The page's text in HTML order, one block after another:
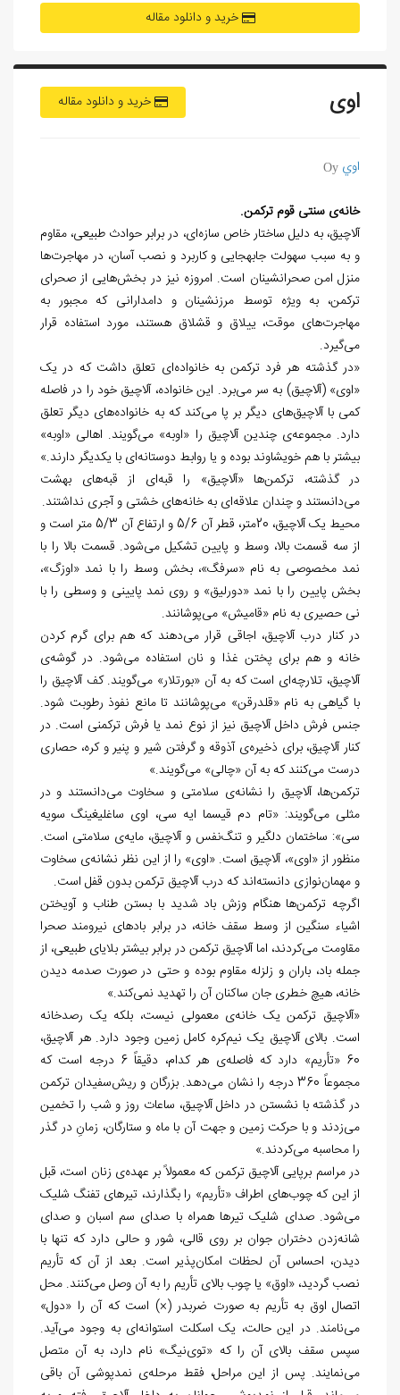
خرید و دانلود مقاله
خرید و دانلود مقاله اوی
اوي Oy
خانهی سنتی قوم ترکمن.
آلاچیق، به دلیل ساختار خاص سازهای، در برابر حوادث طبیعی، مقاوم
و به سبب سهولت جا‏به‏جایی و کاربرد و نصب آسان، در مهاجرتها
منزل امن صحرانشینان است. امروزه نیز در بخشهايی از صحرای
ترکمن، به ویژه توسط مرزنشینان و دامدارانی که مجبور به
مهاجرتهای موقت، ییلاق و قشلاق هستند، مورد استفاده قرار
میگیرد.
«در گذشته هر فرد ترکمن به خانوادهای تعلق داشت که در یک
«اوی» (آلاچیق) به سر میبرد. این خانواده، آلاچیق خود را در فاصله
کمی با آلاچیقهای دیگر بر پا میکند که به خانوادههای دیگر تعلق
دارد. مجموعهی چندین آلاچیق را «اوبه» میگویند. اهالی «اوبه»
بیشتر با هم خویشاوند بوده و یا روابط دوستانهای با یکدیگر دارند.»
در گذشته، ترکمنها «آلاچیق» را قبهای از قبههای بهشت
میدانستند و چندان علاقهای به خانههای خشتی و آجری نداشتند.
محیط یک آلاچیق، 20
متر، قطر آن 5/6 و ارتفاع آن 5/3 متر است و
از سه قسمت بالا، وسط و پایین تشکیل میشود. قسمت بالا را با
نمد مخصوصی به نام «سرفگ»، بخش وسط را با نمد «اوزگ»،
بخش پایین را با نمد «دورلیق» و روی نمد پایینی و وسطی را با
نی حصیری به نام «قامیش» میپوشانند.
در کنار درب آلاچیق، اجاقی قرار میدهند که هم برای گرم کردن
خانه و هم برای پختن غذا و نان استفاده میشود. در گوشهی
آلاچیق، تلارچهای است که به آن «بورتلار» میگویند. کف آلاچیق را
با گیاهی به نام «قلدرقن» میپوشانند تا مانع نفوذ رطوبت شود.
جنس فرش داخل آلاچیق نیز از نوع نمد یا فرش ترکمنی است. در
کنار آلاچیق، برای ذخیرهی آذوقه و گرفتن شیر و پنیر و کره، حصاری
درست میکنند که به آن «چالی» میگویند.»
ترکمنها، آلاچیق را نشانهی سلامتی و سخاوت میدانستند و در
مثلی میگویند: «تام دم قیسما ایه سی، اوی ساغلیغینگ سویه
سی»: ساختمان دلگیر و تنگنفس و آلاچیق، مایهی سلامتی است.
منظور از «اوی»، آلاچیق است. «اوی» را از این نظر نشانهی سخاوت
و مهماننوازی دانستهاند که درب آلاچیق ترکمن بدون قفل است.
اگرچه ترکمنها هنگام وزش باد شدید با بستن طناب و آویختن
اشیاء سنگین از وسط سقف خانه، در برابر بادهای نیرومند صحرا
مقاومت میکردند، اما آلاچیق ترکمن در برابر بیشتر بلایای طبیعی، از
جمله باد، باران و زلزله مقاوم بوده و حتی در صورت صدمه دیدن
خانه، هیچ خطری جان ساکنان آن را تهدید نمیکند.»
«آلاچیق ترکمن یک خانهی معمولی نیست، بلکه یک رصدخانه
است. بالای آلاچیق یک نیمکره کامل زمین وجود دارد. هر آلاچیق،
60 «تأریم» دارد که فاصله
ی هر کدام، دقیقاً 6 درجه است که
مجموعاً 360 درجه را نشان می
دهد. بزرگان و ریشسفیدان ترکمن
در گذشته با نشستن در داخل آلاچیق، ساعات روز و شب را تخمین
میزدند و با حرکت زمین و جهت آن با ماه و ستارگان، زمانِ در گذر
را محاسبه میکردند.»
در مراسم برپایی آلاچیق ترکمن که معمولاً بر عهدهی زنان است، قبل
از این که چوبهای اطراف «تأریم» را بگذارند، تیرهای تفنگ شلیک
میشود. صدای شلیک تیرها همراه با صدای سم اسبان و صدای
شانهزدن دختران جوان بر روی قالی، شور و حالی دارد که تنها با
دیدن، احساس آن لحظات امکانپذیر است. بعد از آن که تأریم
نصب گردید، «اوق» یا چوب بالای تأریم را به آن وصل میکنند. محل
اتصال اوق به تأریم به صورت ضربدر (×) است که آن را «دول»
مینامند. در این حالت، یک اسکلت استوانهای به وجود میآید.
سپس سقف بالای آن را که «توینیگ» نام دارد، به آن متصل
مینمایند. پس از این مراحل، فقط مرحلهی نمدپوشی آن باقی